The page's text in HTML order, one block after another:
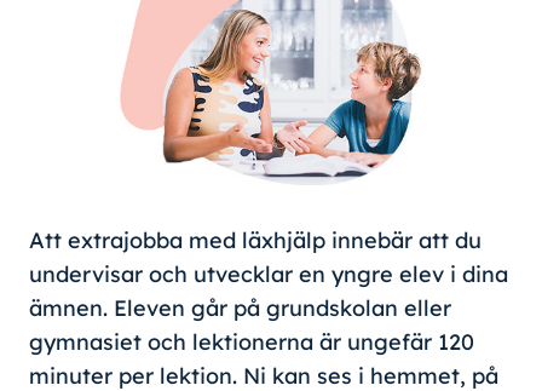
Att extrajobba med läxhjälp innebär att du
undervisar och utvecklar en yngre elev i dina
ämnen. Eleven går på grundskolan eller
gymnasiet och lektionerna är ungefär 120
minuter per lektion. Ni kan ses i hemmet, på